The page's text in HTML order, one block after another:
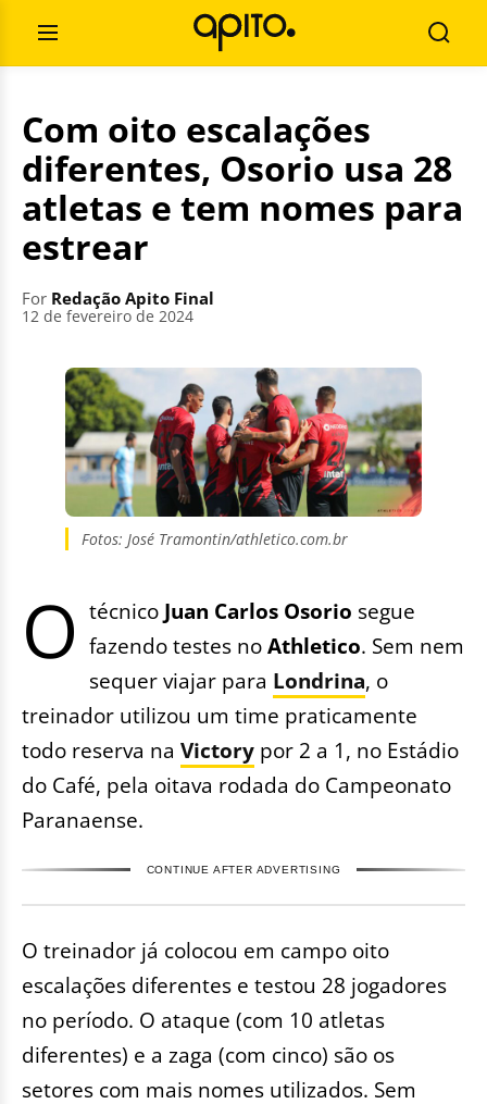
contentOpen
Menu
for:
Com oito escalações
diferentes, Osorio usa 28
atletas e tem nomes para
estrear
For Redação Apito Final
12 de fevereiro de 2024
Fotos: José Tramontin/athletico.com.br
O técnico Juan Carlos Osorio segue
fazendo testes noAthletico. Sem nem
sequer viajar para Londrina, o
treinador utilizou um time praticamente
todo reserva na Victory por 2 a 1, no Estádio
do Café, pela oitava rodada do Campeonato
Paranaense.
CONTINUE AFTER ADVERTISING
O treinador já colocou em campo oito
escalações diferentes e testou 28 jogadores
no período. O ataque (com 10 atletas
diferentes) e a zaga (com cinco) são os
setores com mais nomes utilizados. Sem